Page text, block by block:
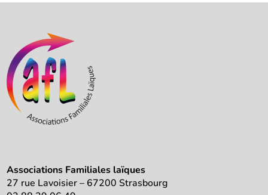
Associations Familiales laïques
27 rue Lavoisier – 67200 Strasbourg